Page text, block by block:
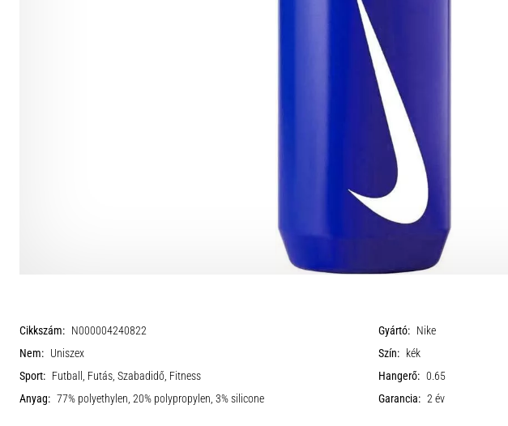
Cikkszám: N000004240822 Gyártó: Nike
Nem: Uniszex Szín: kék
Sport: Futball, Futás, Szabadidő, Fitness Hangerő: 0.65
Anyag: 77% polyethylen, 20% polypropylen, 3% silicone Garancia: 2 év